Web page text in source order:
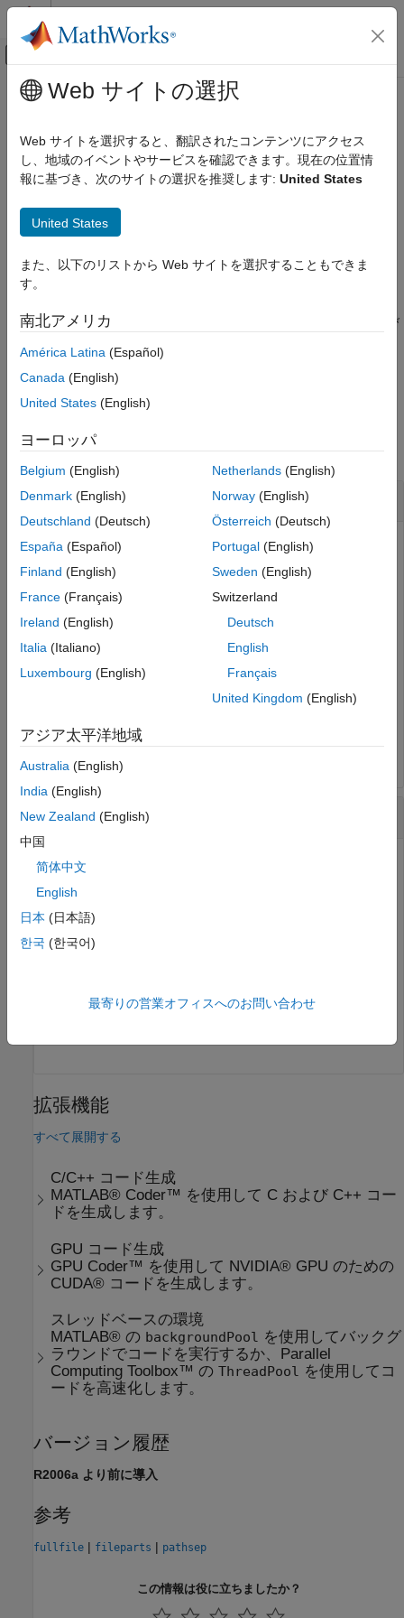
コンテンツへスキップ
オフキャンバス ナビゲーション メ
ドキュメンテーションのホーム
プログラミング
ファイルとフォルダー
filesep
構文
例
参考
メインコンテンツ
filesep
現在のプラットフォームのファイル区切り文字
構文
説明
返します。ファイル区切りは、パスの個々のフォルダー名および
例
すべて折りたたむ
Windows のフォルダー パスの作成
Microsoft® Windows® プラットフォームで、iofun
ーへのパスを作成します。
Linux のフォルダー パスの作成
Linux® プラットフォームで、
iofun_dir = [
iofun_dir =
拡張機能
すべて展開する
C/C++ コード生成
MATLAB® Coder™ を使用して C および C++ コー
ドを生成します。
GPU コード生成
GPU Coder™ を使用して NVIDIA® GPU のための
CUDA® コードを生成します。
スレッドベースの環境
MATLAB® の backgroundPool
を使用してバックグ
ラウンドでコードを実行するか、Parallel
Computing Toolbox™ のThreadPool
を使用してコ
ードを高速化します。
バージョン履歴
R2006a より前に導入
参考
fullfile | fileparts | pathsep
この情報は役に立ちましたか？
Web サイトの選択
Web サイトを選択すると、翻訳されたコンテンツにアクセス
し、地域のイベントやサービスを確認できます。現在の位置情
報に基づき、次のサイトの選択を推奨します: United States
United States
また、以下のリストから Web サイトを選択することもできま
す。
南北アメリカ
América Latina (Español)
Canada (English)
United States (English)
ヨーロッパ
Belgium (English)
Denmark (English)
Deutschland (Deutsch)
España (Español)
Finland (English)
France (Français)
Ireland (English)
Italia (Italiano)
Luxembourg (English)
Netherlands(English)
Norway(English)
Österreich (Deutsch)
Portugal(English)
Sweden (English)
Switzerland
Deutsch
English
Français
United Kingdom (English)
アジア太平洋地域
Australia (English)
India (English)
New Zealand (English)
中国
简体中文
English
日本 (日本語)
한국 (한국어)
最寄りの営業オフィスへのお問い合わせ